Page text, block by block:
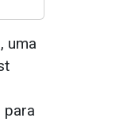
uma
para